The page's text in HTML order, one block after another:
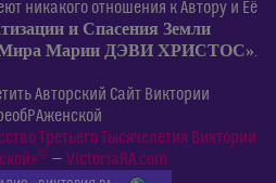
никакого отношения к Автору и Её
и Спасения Земли
Марии ДЭВИ ХРИСТОС».
Авторский Сайт Виктории
Третьего Тысячелетия Виктории
©— VictoriaRA.com